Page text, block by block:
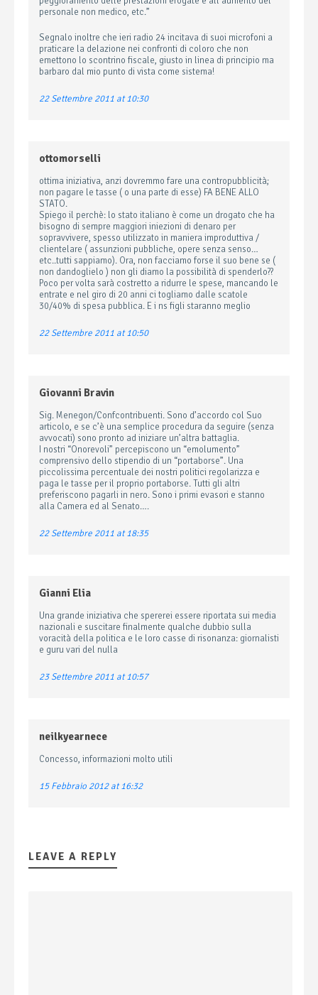
personale non medico, etc.”
Segnalo inoltre che ieri radio 24 incitava di suoi microfoni a
praticare la delazione nei confronti di coloro che non
emettono lo scontrino fiscale, giusto in linea di principio ma
barbaro dal mio punto di vista come sistema!
22 Settembre 2011 at 10:30
ottomorselli
ottima iniziativa, anzi dovremmo fare una contropubblicità;
non pagare le tasse ( o una parte di esse) FA BENE ALLO
STATO.
Spiego il perchè: lo stato italiano è come un drogato che ha
bisogno di sempre maggiori iniezioni di denaro per
sopravvivere, spesso utilizzato in maniera improduttiva /
clientelare ( assunzioni pubbliche, opere senza senso…
etc..tutti sappiamo). Ora, non facciamo forse il suo bene se (
non dandoglielo ) non gli diamo la possibilità di spenderlo??
Poco per volta sarà costretto a ridurre le spese, mancando le
entrate e nel giro di 20 anni ci togliamo dalle scatole
30/40% di spesa pubblica. E i ns figli staranno meglio
22 Settembre 2011 at 10:50
Giovanni Bravin
Sig. Menegon/Confcontribuenti. Sono d’accordo col Suo
articolo, e se c’è una semplice procedura da seguire (senza
avvocati) sono pronto ad iniziare un’altra battaglia.
I nostri “Onorevoli” percepiscono un “emolumento”
comprensivo dello stipendio di un “portaborse”. Una
piccolissima percentuale dei nostri politici regolarizza e
paga le tasse per il proprio portaborse. Tutti gli altri
preferiscono pagarli in nero. Sono i primi evasori e stanno
alla Camera ed al Senato….
22 Settembre 2011 at 18:35
Gianni Elia
Una grande iniziativa che spererei essere riportata sui media
nazionali e suscitare finalmente qualche dubbio sulla
voracità della politica e le loro casse di risonanza: giornalisti
e guru vari del nulla
23 Settembre 2011 at 10:57
neilkyearnece
Concesso, informazioni molto utili
15 Febbraio 2012 at 16:32
LEAVE A REPLY